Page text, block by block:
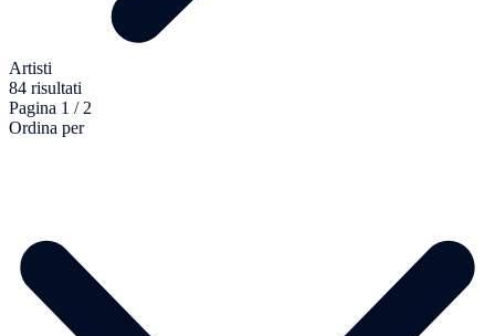
Artisti
84 risultati
Pagina 1 / 2
Ordina per